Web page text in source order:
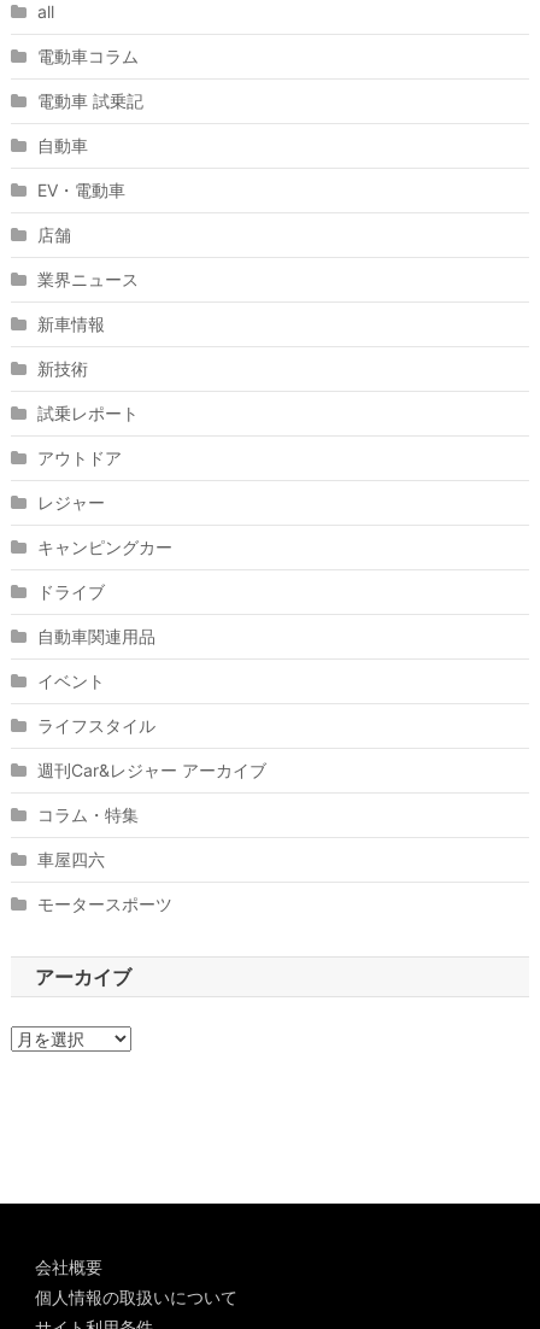
all
電動車コラム
電動車 試乗記
自動車
EV・電動車
店舗
業界ニュース
新車情報
新技術
試乗レポート
アウトドア
レジャー
キャンピングカー
ドライブ
自動車関連用品
イベント
ライフスタイル
週刊Car&レジャー アーカイブ
コラム・特集
車屋四六
モータースポーツ
アーカイブ
ア
会社概要
個人情報の取扱いについて